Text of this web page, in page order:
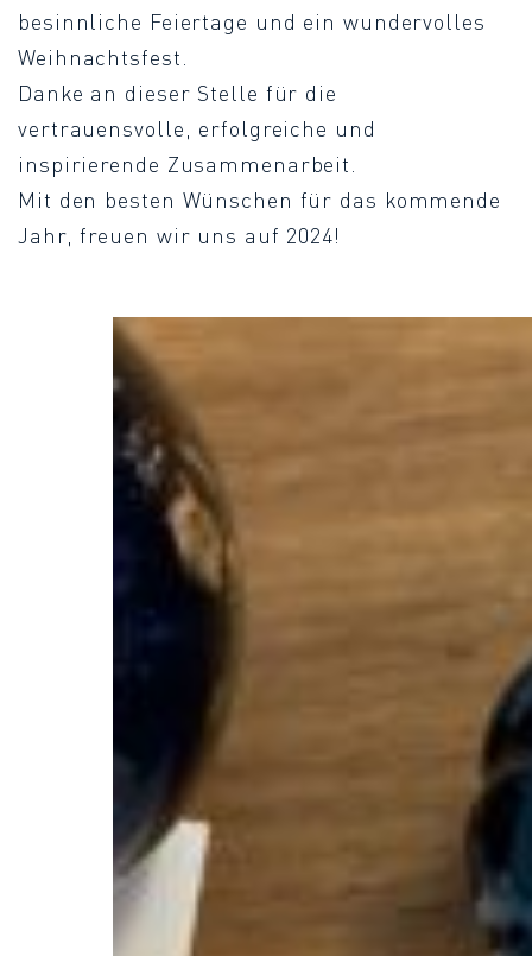
besinnliche Feiertage und ein wundervolles
Weihnachtsfest.
Danke an dieser Stelle für die
vertrauensvolle, erfolgreiche und
inspirierende Zusammenarbeit.
Mit den besten Wünschen für das kommende
Jahr, freuen wir uns auf 2024!